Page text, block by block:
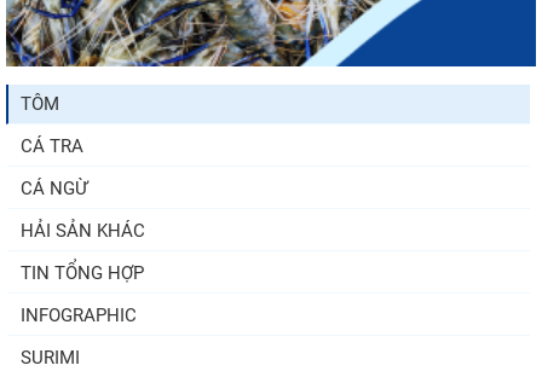
TÔM
CÁ TRA
CÁ NGỪ
HẢI SẢN KHÁC
TIN TỔNG HỢP
INFOGRAPHIC
SURIMI